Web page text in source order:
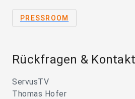
PRESSROOM
Rückfragen & Kontakt
ServusTV
Thomas Hofer